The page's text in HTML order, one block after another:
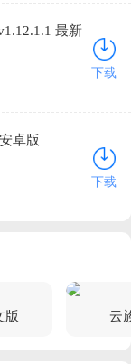
最新
下载
卓版
下载
版 云